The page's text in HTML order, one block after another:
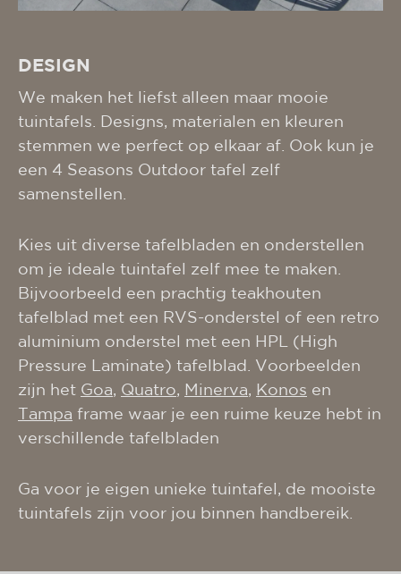
DESIGN
We maken het liefst alleen maar mooie
tuintafels. Designs, materialen en kleuren
stemmen we perfect op elkaar af. Ook kun je
een 4 Seasons Outdoor tafel zelf
samenstellen.
Kies uit diverse tafelbladen en onderstellen
om je ideale tuintafel zelf mee te maken.
Bijvoorbeeld een prachtig teakhouten
tafelblad met een RVS-onderstel of een retro
aluminium onderstel met een HPL (High
Pressure Laminate) tafelblad. Voorbeelden
zijn het Goa, Quatro, Minerva, Konos en
Tampa frame waar je een ruime keuze hebt in
verschillende tafelbladen
Ga voor je eigen unieke tuintafel, de mooiste
tuintafels zijn voor jou binnen handbereik.